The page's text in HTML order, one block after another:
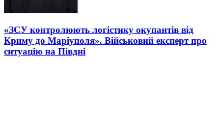
«ЗСУ контролюють логістику окупантів від
Криму до Маріуполя». Військовий експерт про
ситуацію на Півдні